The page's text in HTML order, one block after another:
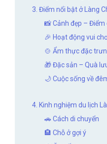
3. Điểm nổi bật ở Làng
📸 Cảnh đẹp –
🎉 Hoạt động vui
🍲 Ẩm thực đặc
🎁 Đặc sản – Quà
🌙 Cuộc sống về
4. Kinh nghiệm du lịch
🚗 Cách di chuyển
🏨 Chỗ ở gợi ý